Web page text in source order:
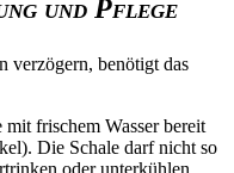
und Pflege
verzögern, benötigt das
mit frischem Wasser bereit
Die Schale darf nicht so